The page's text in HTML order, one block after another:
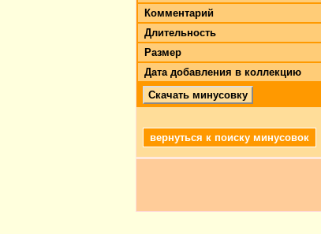
Комментарий
Длительность
Размер
Дата добавления в коллекцию
Скачать минусовку
вернуться к поиску минусовок